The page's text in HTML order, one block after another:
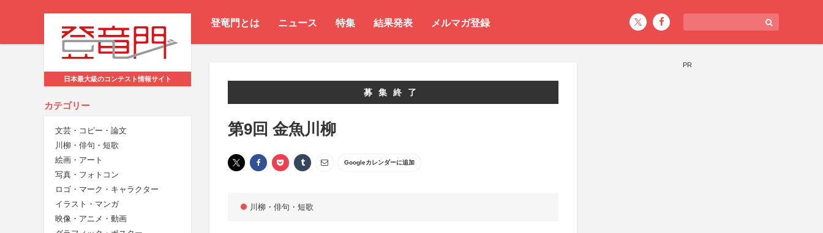
登竜門とは ニュース 特集 結果発表 メルマガ登録
日本最大級のコンテスト情報サイト
カテゴリー
文芸・コピー・論文
川柳・俳句・短歌
絵画・アート
写真・フォトコン
ロゴ・マーク・キャラクター
イラスト・マンガ
映像・アニメ・動画
募集終了
第9回 金魚川柳
Googleカレンダーに追加
川柳・俳句・短歌
PR